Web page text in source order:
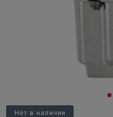
Нет в наличии